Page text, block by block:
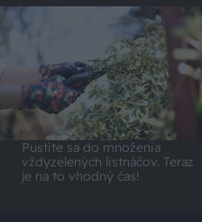
Pustite sa do množenia
vždyzelených listnáčov. Teraz
je na to vhodný čas!